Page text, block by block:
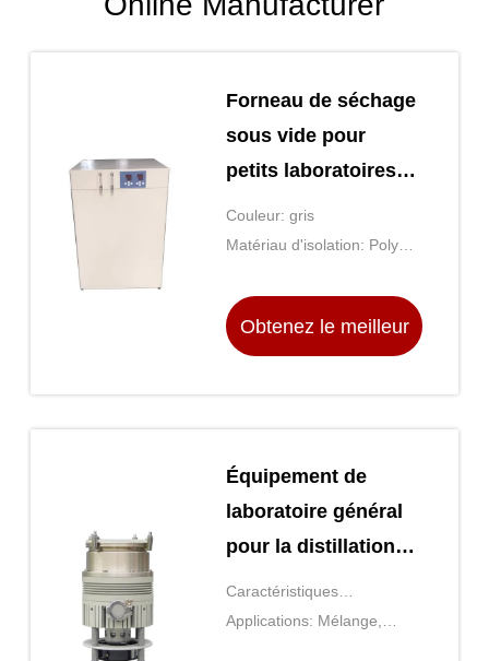
Forneau de séchage
sous vide pour
petits laboratoires
SUS 304
Couleur: gris
Matériau d'isolation: Poly
fibre de verre
Obtenez le meilleur
Équipement de
laboratoire général
pour la distillation
moléculaire
Caractéristiques
supplémentaires: Vitesse et
Applications: Mélange,